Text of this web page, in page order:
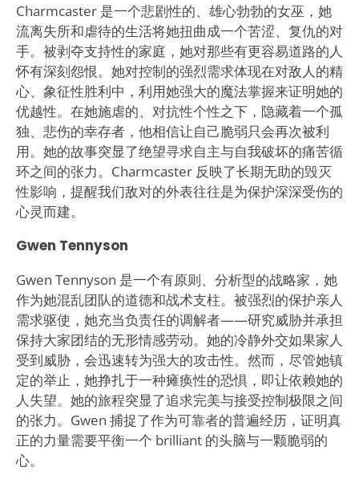
Charmcaster 是一个悲剧性的、雄心勃勃的女巫，她
流离失所和虐待的生活将她扭曲成一个苦涩、复仇的对
手。被剥夺支持性的家庭，她对那些有更容易道路的人
怀有深刻怨恨。她对控制的强烈需求体现在对敌人的精
心、象征性胜利中，利用她强大的魔法掌握来证明她的
优越性。在她施虐的、对抗性个性之下，隐藏着一个孤
独、悲伤的幸存者，他相信让自己脆弱只会再次被利
用。她的故事突显了绝望寻求自主与自我破坏的痛苦循
环之间的张力。Charmcaster 反映了长期无助的毁灭
性影响，提醒我们敌对的外表往往是为保护深深受伤的
心灵而建。
Gwen Tennyson
Gwen Tennyson 是一个有原则、分析型的战略家，她
作为她混乱团队的道德和战术支柱。被强烈的保护亲人
需求驱使，她充当负责任的调解者——研究威胁并承担
保持大家团结的无形情感劳动。她的冷静外交如果家人
受到威胁，会迅速转为强大的攻击性。然而，尽管她镇
定的举止，她挣扎于一种瘫痪性的恐惧，即让依赖她的
人失望。她的旅程突显了追求完美与接受控制极限之间
的张力。Gwen 捕捉了作为可靠者的普遍经历，证明真
正的力量需要平衡一个 brilliant 的头脑与一颗脆弱的
心。